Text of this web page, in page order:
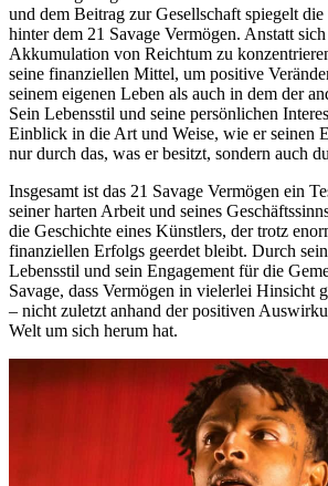
und dem Beitrag zur Gesellschaft spiegelt
hinter dem 21 Savage Vermögen. Anstatt
Akkumulation von Reichtum zu
seine finanziellen Mittel, um positive
seinem eigenen Leben als auch in dem der
Sein Lebensstil und seine persönlichen
Einblick in die Art und Weise, wie er seinen
nur durch das, was er besitzt, sondern auch
Insgesamt ist das 21 Savage Vermögen ein
seiner harten Arbeit und seines
die Geschichte eines Künstlers, der trotz
finanziellen Erfolgs geerdet bleibt. Durch
Lebensstil und sein Engagement für die
Savage, dass Vermögen in vielerlei Hinsicht
– nicht zuletzt anhand der positiven
Welt um sich herum hat.